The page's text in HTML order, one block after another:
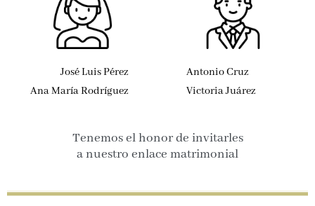
José Luis Pérez
Ana María Rodríguez
Antonio Cruz
Victoria Juárez
Tenemos el honor de invitarles
a nuestro enlace matrimonial